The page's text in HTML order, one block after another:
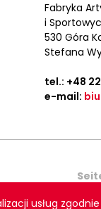
usług zgodnie
Fabryka
i
530 Góra
Stefana
tel.: +48
e-mail: